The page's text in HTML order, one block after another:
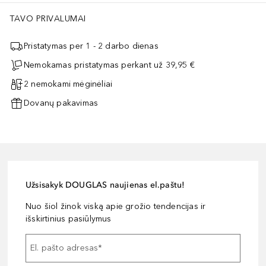
TAVO PRIVALUMAI
Pristatymas per 1 - 2 darbo dienas
Nemokamas pristatymas perkant už 39,95 €
2 nemokami mėginėliai
Dovanų pakavimas
Užsisakyk DOUGLAS naujienas el.paštu!
Nuo šiol žinok viską apie grožio tendencijas ir
išskirtinius pasiūlymus
El. pašto adresas*